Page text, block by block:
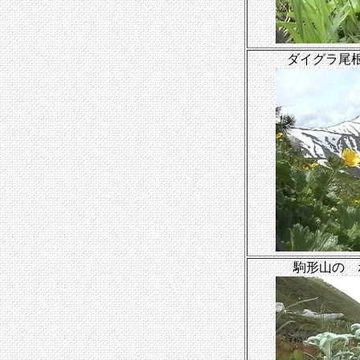
ダイグラ尾
駒形山の